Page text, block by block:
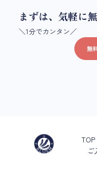
まずは、気軽に
＼1分でカンタン／
無
TOP
ご